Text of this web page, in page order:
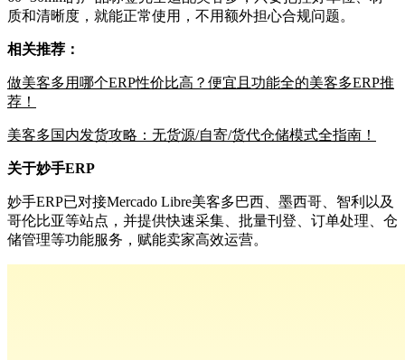
质和清晰度，就能正常使用，不用额外担心合规问题。
相关推荐：
做美客多用哪个ERP性价比高？便宜且功能全的美客多ERP推
荐！
美客多国内发货攻略：无货源/自寄/货代仓储模式全指南！
关于妙手ERP
妙手ERP已对接Mercado Libre美客多巴西、墨西哥、智利以及
哥伦比亚等站点，并提供快速采集、批量刊登、订单处理、仓
储管理等功能服务，赋能卖家高效运营。